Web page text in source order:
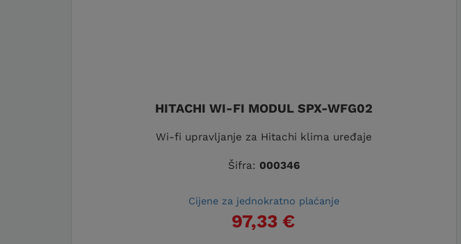
HITACHI WI-FI MODUL SPX-WFG02
Wi-fi upravljanje za Hitachi klima uređaje
Šifra: 000346
Cijene za jednokratno plaćanje
97,33 €